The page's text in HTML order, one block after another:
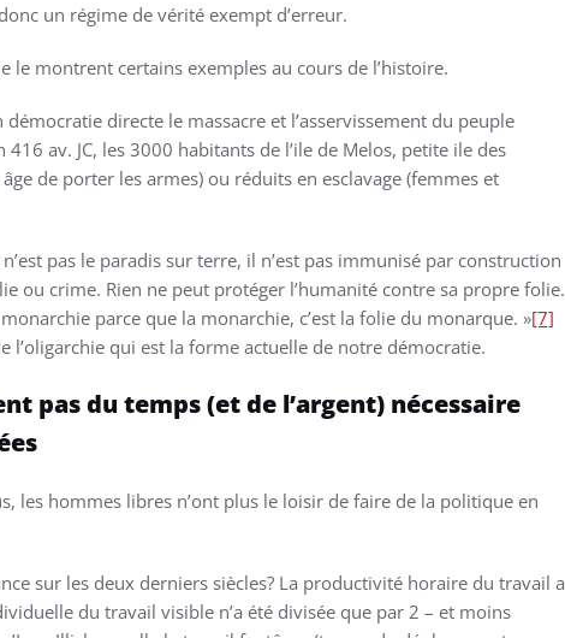
un régime de vérité exempt d’erreur.
le montrent certains exemples au cours de l’histoire.
directe le massacre et l’asservissement du peuple
av. JC, les 3000 habitants de l’ile de Melos, petite ile des
de porter les armes) ou réduits en esclavage (femmes et
pas le paradis sur terre, il n’est pas immunisé par construction
ou crime. Rien ne peut protéger l’humanité contre sa propre folie.
parce que la monarchie, c’est la folie du monarque. »[7]
l’oligarchie qui est la forme actuelle de notre démocratie.
pas du temps (et de l’argent) nécessaire
les hommes libres n’ont plus le loisir de faire de la politique en
sur les deux derniers siècles? La productivité horaire du travail a
du travail visible n’a été divisée que par 2 – et moins